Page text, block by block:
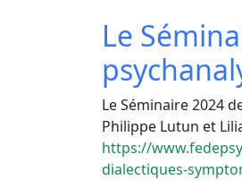
Le
Le Séminaire 2024
Philippe Lutun et
https://
dialectiques-